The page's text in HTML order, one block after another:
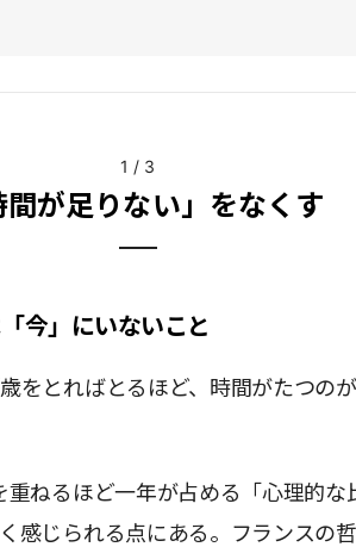
1 / 3
間が足りない」をなくす
今」にいないこと
をとればとるほど、時間がたつの
重ねるほど一年が占める「心理的な
感じられる点にある。フランスの